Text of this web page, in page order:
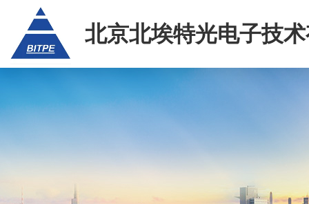
北京北埃特光电子技
任公司